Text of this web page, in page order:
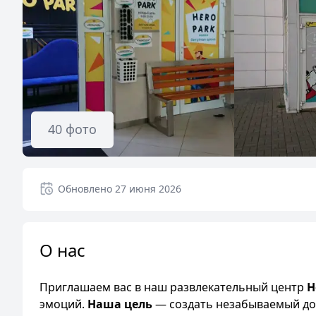
40 фото
Обновлено 27 июня 2026
О нас
Приглашаем вас в наш развлекательный центр
эмоций. Наша цель— создать незабываемый